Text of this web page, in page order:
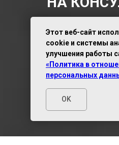
В бесплатную
1. Разбор
2. Список
Консультация
Этот веб-сайт
cookie и системы
улучшения работы
«Политика в
персональных
OK